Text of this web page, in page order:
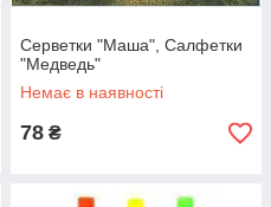
Серветки "Маша", Салфетки
"Медведь"
Немає в наявності
78 ₴